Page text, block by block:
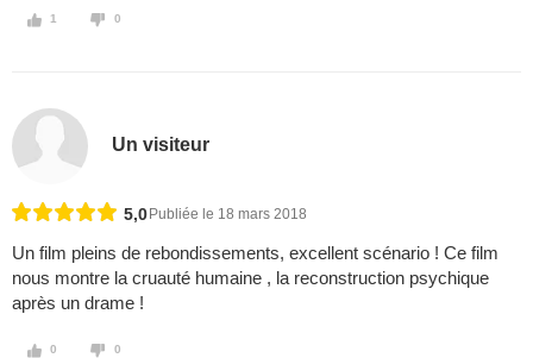
1 0
Un visiteur
5,0 Publiée le 18 mars 2018
Un film pleins de rebondissements, excellent scénario ! Ce film
nous montre la cruauté humaine , la reconstruction psychique
après un drame !
0 0